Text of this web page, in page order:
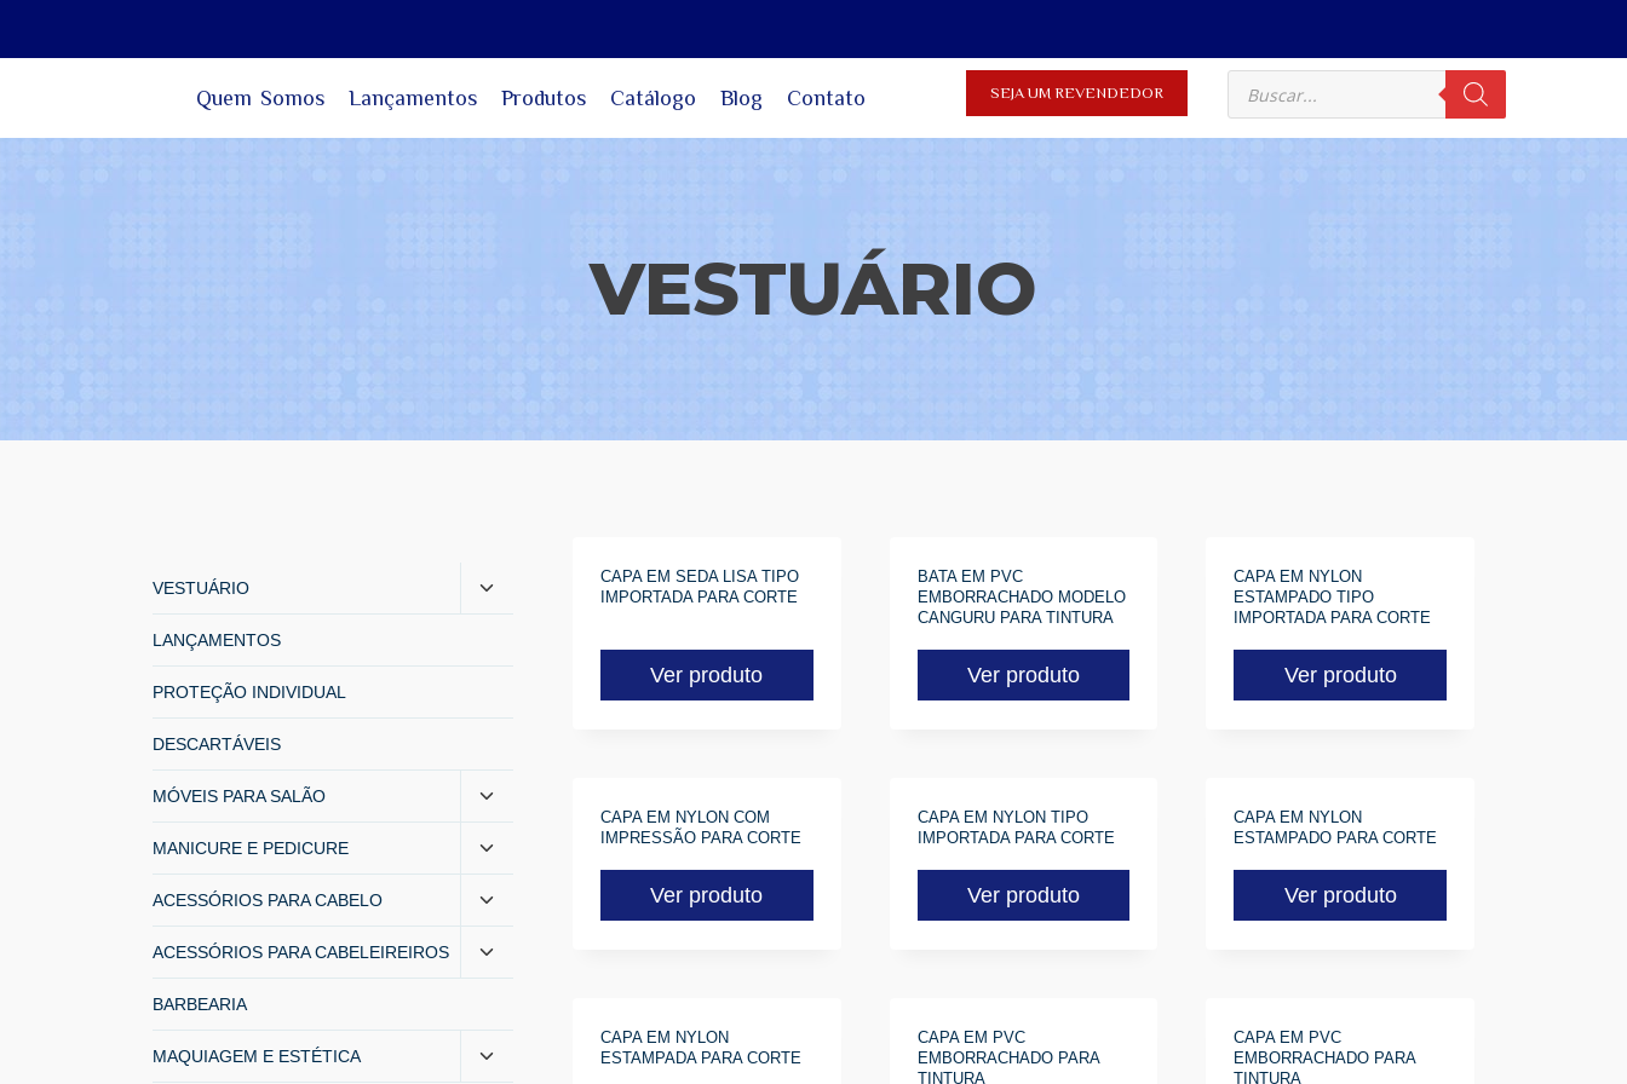
Quem Somos Lançamentos Produtos Catálogo Blog Contato SEJA UM REVENDEDOR
VESTUÁRIO
CAPA EM SEDA LISA TIPO
IMPORTADA PARA CORTE
Ver produto
BATA EM PVC
EMBORRACHADO MODELO
CANGURU PARA TINTURA
Ver produto
CAPA EM NYLON
ESTAMPADO TIPO
IMPORTADA PARA CORTE
Ver produto
CAPA EM NYLON COM
IMPRESSÃO PARA CORTE
Ver produto
CAPA EM NYLON TIPO
IMPORTADA PARA CORTE
Ver produto
CAPA EM NYLON
ESTAMPADO PARA CORTE
Ver produto
CAPA EM NYLON
ESTAMPADA PARA CORTE
CAPA EM PVC
EMBORRACHADO PARA
TINTURA
CAPA EM PVC
EMBORRACHADO PARA
TINTURA
VESTUÁRIO
LANÇAMENTOS
PROTEÇÃO INDIVIDUAL
DESCARTÁVEIS
MÓVEIS PARA SALÃO
MANICURE E PEDICURE
ACESSÓRIOS PARA CABELO
ACESSÓRIOS PARA CABELEIREIROS
BARBEARIA
MAQUIAGEM E ESTÉTICA